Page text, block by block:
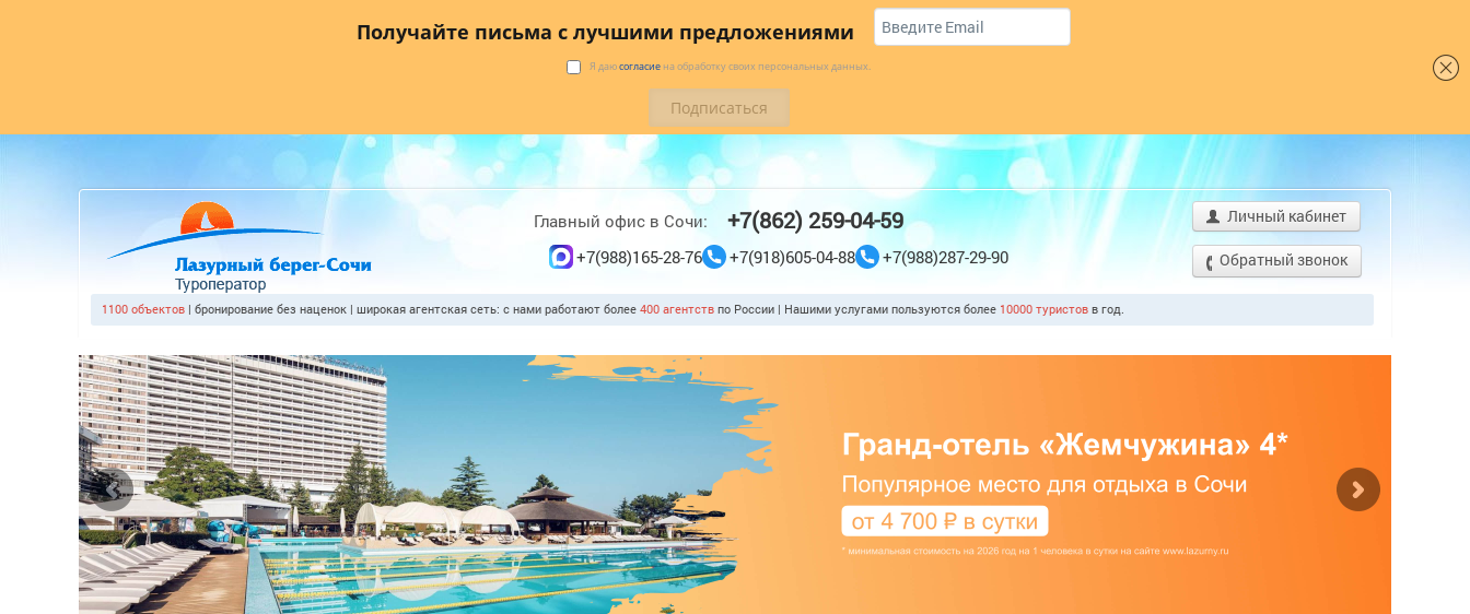
Получайте письма с лучшими предложениями
Я даюсогласие на обработку своих персональных данных.
Агентствам
Главный офис в Сочи: +7(862) 259-04-59
+7(988)165-28-76 +7(918)605-04-88 +7(988)287-29-90
Личный кабинет
Обратный звонок
1100 объектов | бронирование без наценок | широкая агентская сеть: с нами работают более 400 агентств по России | Нашими услугами пользуются более 10000 туристов в год.